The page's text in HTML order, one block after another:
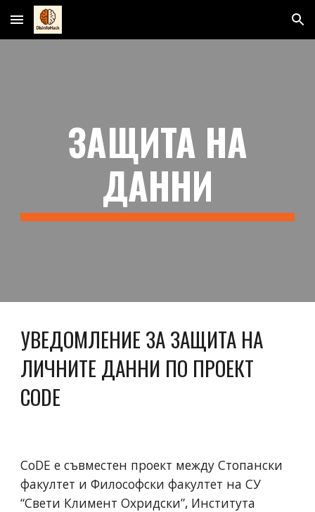
Skip to main content Skip to navigation
ЗАЩИТА НА
ДАННИ
УВЕДОМЛЕНИЕ ЗА ЗАЩИТА НА
ЛИЧНИТЕ ДАННИ ПО ПРОЕКТ
CODE
CoDE е съвместен проект между Стопански
факултет и Философски факултет на СУ
“Свети Климент Охридски”, Института